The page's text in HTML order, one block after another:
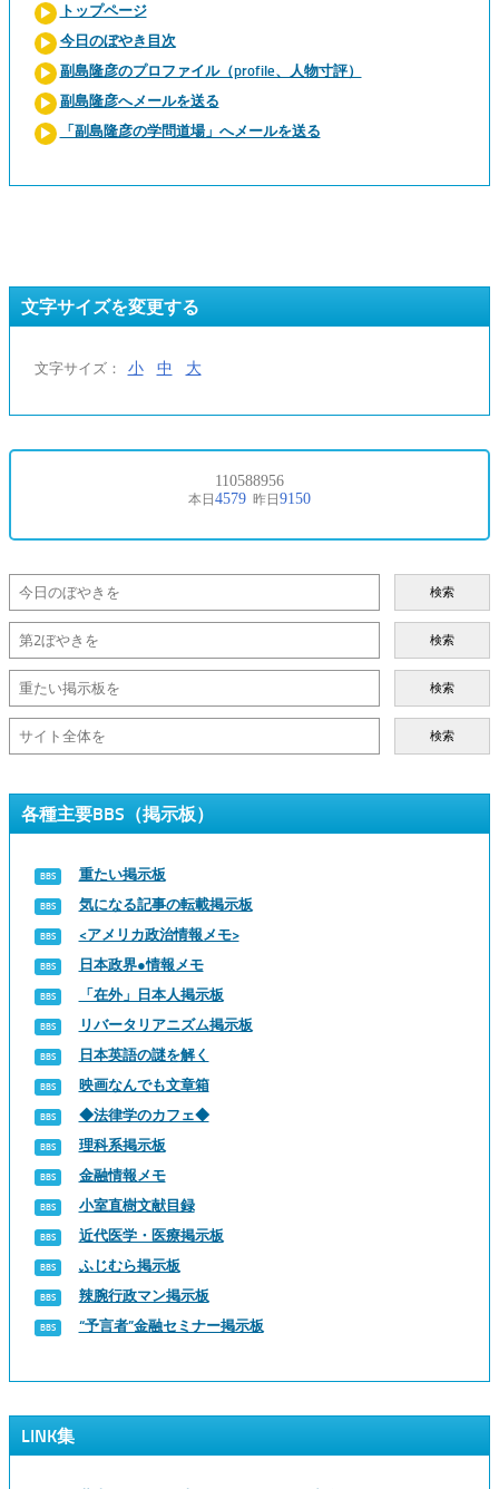
トップページ
今日のぼやき目次
副島隆彦のプロファイル（profile、人物寸評）
副島隆彦へメールを送る
「副島隆彦の学問道場」へメールを送る
文字サイズを変更する
文字サイズ： 小 中 大
検索
検索
検索
検索
各種主要BBS（掲示板）
重たい掲示板
気になる記事の転載掲示板
<アメリカ政治情報メモ>
日本政界●情報メモ
「在外」日本人掲示板
リバータリアニズム掲示板
日本英語の謎を解く
映画なんでも文章箱
◆法律学のカフェ◆
理科系掲示板
金融情報メモ
小室直樹文献目録
近代医学・医療掲示板
ふじむら掲示板
辣腕行政マン掲示板
“予言者”金融セミナー掲示板
LINK集